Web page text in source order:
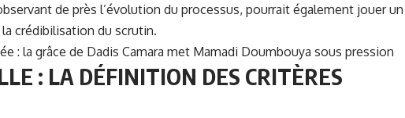
de près l’évolution du processus, pourrait également jouer un
crédibilisation du scrutin.
: la grâce de Dadis Camara met Mamadi Doumbouya sous pression
: LA DÉFINITION DES CRITÈRES